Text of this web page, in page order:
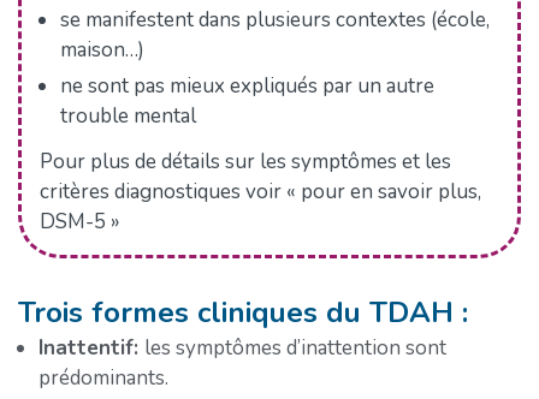
se manifestent dans plusieurs contextes (école,
maison…)
ne sont pas mieux expliqués par un autre
trouble mental
Pour plus de détails sur les symptômes et les
critères diagnostiques voir « pour en savoir plus,
DSM-5 »
Trois formes cliniques du TDAH :
Inattentif: les symptômes d’inattention sont
prédominants.